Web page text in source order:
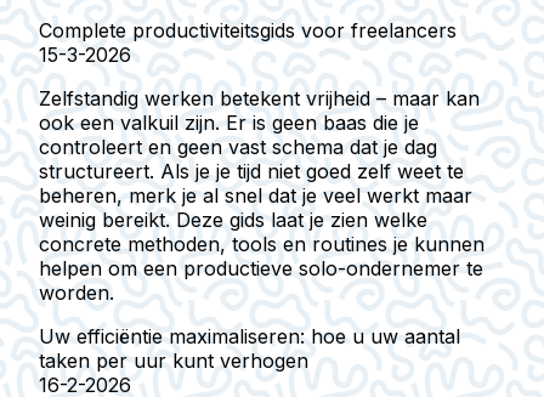
Complete productiviteitsgids voor freelancers
15-3-2026
Zelfstandig werken betekent vrijheid – maar kan
ook een valkuil zijn. Er is geen baas die je
controleert en geen vast schema dat je dag
structureert. Als je je tijd niet goed zelf weet te
beheren, merk je al snel dat je veel werkt maar
weinig bereikt. Deze gids laat je zien welke
concrete methoden, tools en routines je kunnen
helpen om een productieve solo-ondernemer te
worden.
Uw efficiëntie maximaliseren: hoe u uw aantal
taken per uur kunt verhogen
16-2-2026